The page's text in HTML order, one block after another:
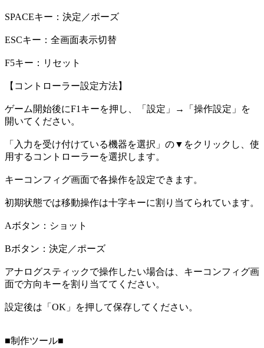
SPACEキー：決定／ポーズ
ESCキー：全画面表示切替
F5キー：リセット
【コントローラー設定方法】
ゲーム開始後にF1キーを押し、「設定」→「操作設定」を
開いてください。
「入力を受け付けている機器を選択」の▼をクリックし、使
用するコントローラーを選択します。
キーコンフィグ画面で各操作を設定できます。
初期状態では移動操作は十字キーに割り当てられています。
Aボタン：ショット
Bボタン：決定／ポーズ
アナログスティックで操作したい場合は、キーコンフィグ画
面で方向キーを割り当ててください。
設定後は「OK」を押して保存してください。
■制作ツール■